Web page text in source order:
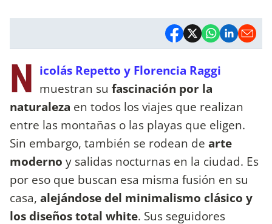
N icolás Repetto y Florencia Raggi
muestran su fascinación por la
naturaleza en todos los viajes que realizan
entre las montañas o las playas que eligen.
Sin embargo, también se rodean de arte
moderno y salidas nocturnas en la ciudad. Es
por eso que buscan esa misma fusión en su
casa, alejándose del minimalismo clásico y
los diseños total white. Sus seguidores